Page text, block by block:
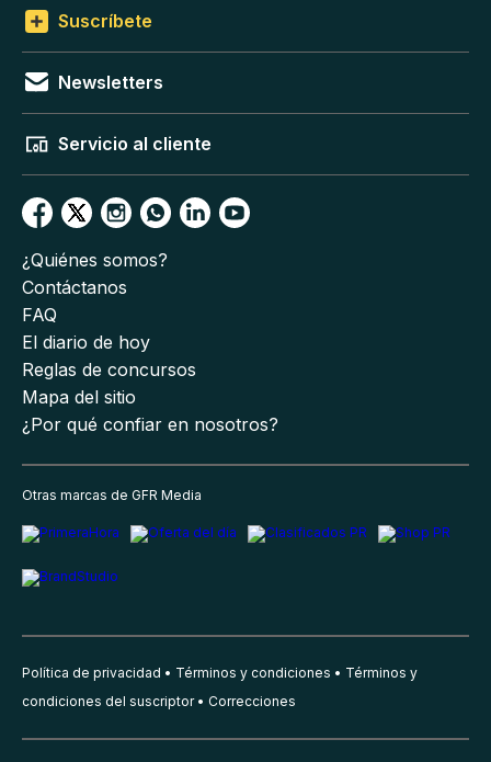
Suscríbete
Newsletters
Servicio al cliente
¿Quiénes somos?
Contáctanos
FAQ
El diario de hoy
Reglas de concursos
Mapa del sitio
¿Por qué confiar en nosotros?
Otras marcas de GFR Media
Política de privacidad Términos y condiciones
Términos y
condiciones del suscriptor
Correcciones